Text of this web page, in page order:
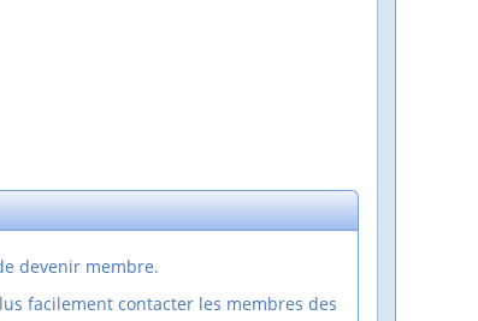
devenir membre.
facilement contacter les membres des